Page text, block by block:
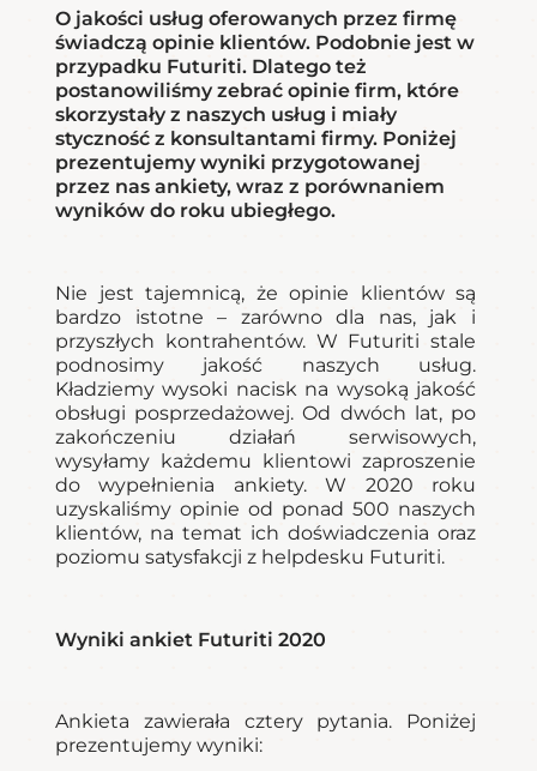
O jakości usług oferowanych przez firmę
świadczą opinie klientów. Podobnie jest w
przypadku Futuriti. Dlatego też
postanowiliśmy zebrać opinie firm, które
skorzystały z naszych usług i miały
styczność z konsultantami firmy. Poniżej
prezentujemy wyniki przygotowanej
przez nas ankiety, wraz z porównaniem
wyników do roku ubiegłego.
Nie jest tajemnicą, że opinie klientów są
bardzo istotne – zarówno dla nas, jak i
przyszłych kontrahentów. W Futuriti stale
podnosimy jakość naszych usług.
Kładziemy wysoki nacisk na wysoką jakość
obsługi posprzedażowej. Od dwóch lat, po
zakończeniu działań serwisowych,
wysyłamy każdemu klientowi zaproszenie
do wypełnienia ankiety. W 2020 roku
uzyskaliśmy opinie od ponad 500 naszych
klientów, na temat ich doświadczenia oraz
poziomu satysfakcji z helpdesku Futuriti.
Wyniki ankiet Futuriti 2020
Ankieta zawierała cztery pytania. Poniżej
prezentujemy wyniki: